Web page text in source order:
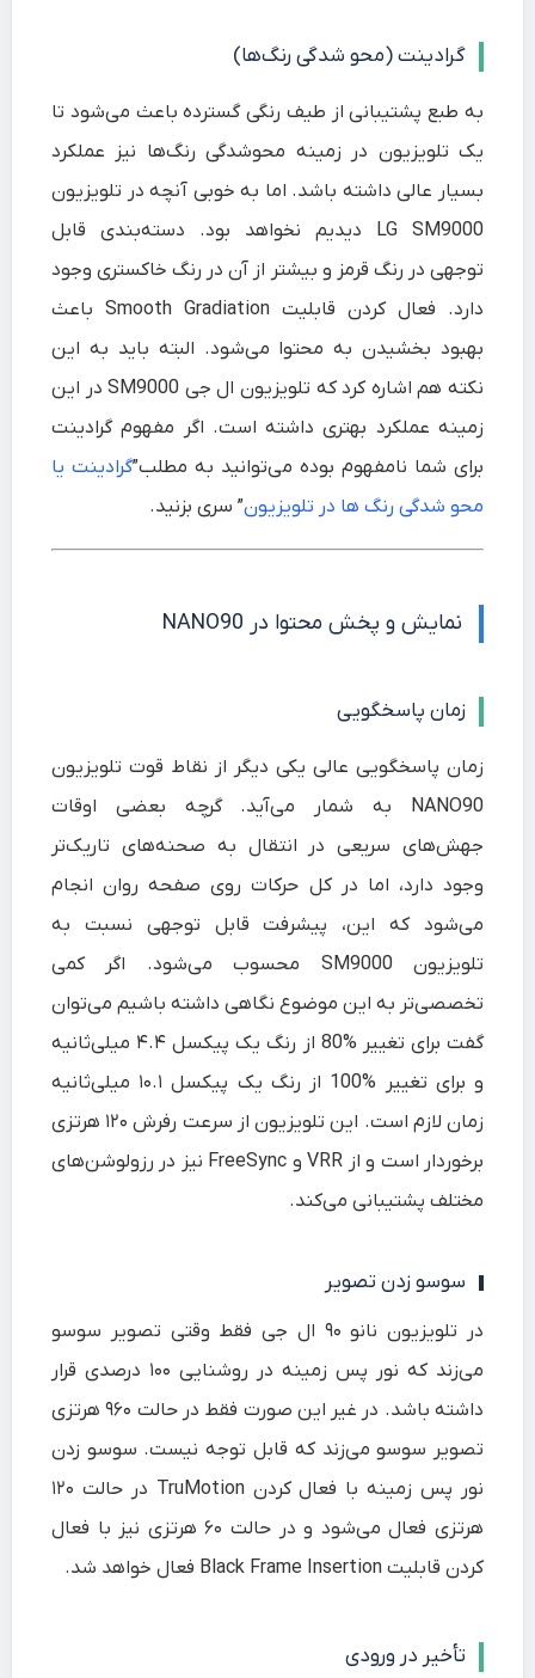
گرادینت (محو شدگی رنگ‌ها)
به طبع پشتیبانی از طیف رنگی گسترده باعث می‌شود تا
یک تلویزیون در زمینه محوشدگی رنگ‌ها نیز عملکرد
بسیار عالی داشته باشد. اما به خوبی آنچه در تلویزیون
LG SM9000 دیدیم نخواهد بود. دسته‌بندی قابل
توجهی در رنگ قرمز و بیشتر از آن در رنگ خاکستری وجود
دارد. فعال کردن قابلیت Smooth Gradiation باعث
بهبود بخشیدن به محتوا می‌شود. البته باید به این
نکته هم اشاره کرد که تلویزیون ال جی SM9000 در این
زمینه عملکرد بهتری داشته است. اگر مفهوم گرادینت
برای شما نامفهوم بوده می‌توانید به مطلب”گرادینت یا
محو شدگی رنگ ها در تلویزیون” سری بزنید.
نمایش و پخش محتوا در NANO90
زمان پاسخگویی
زمان پاسخگویی عالی یکی دیگر از نقاط قوت تلویزیون
NANO90 به شمار می‌آید. گرچه بعضی اوقات
جهش‌های سریعی در انتقال به صحنه‌های تاریک‌تر
وجود دارد، اما در کل حرکات روی صفحه روان انجام
می‌شود که این، پیشرفت قابل توجهی نسبت به
تلویزیون SM9000 محسوب می‌شود. اگر کمی
تخصصی‌تر به این موضوع نگاهی داشته باشیم می‌توان
گفت برای تغییر %80 از رنگ یک پیکسل ۴.۴ میلی‌ثانیه
و برای تغییر %100 از رنگ یک پیکسل ۱۰.۱ میلی‌ثانیه
زمان لازم است. این تلویزیون از سرعت رفرش ۱۲۰ هرتزی
برخوردار است و از VRR و FreeSync نیز در رزولوشن‌های
مختلف پشتیبانی می‌کند.
سوسو زدن ت‎صویر
در تلویزیون نانو ۹۰ ال جی فقط وقتی تصویر سوسو
می‌زند که نور پس زمینه در روشنایی ۱۰۰ درصدی قرار
داشته باشد. در غیر این صورت فقط در حالت ۹۶۰ هرتزی
تصویر سوسو می‌زند که قابل توجه نیست. سوسو زدن
نور پس زمینه با فعال کردن TruMotion در حالت ۱۲۰
هرتزی فعال می‌شود و در حالت ۶۰ هرتزی نیز با فعال
کردن قابلیت Black Frame Insertion فعال خواهد شد.
تأخیر در ورودی